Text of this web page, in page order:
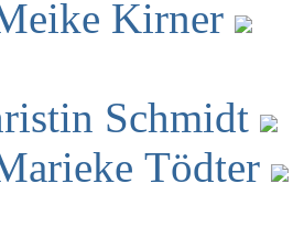
Kirner
Schmidt
Tödter